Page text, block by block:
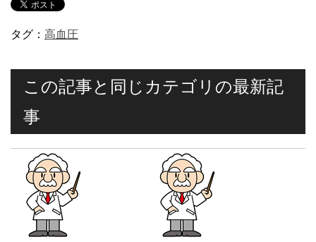
タグ： 高血圧
この記事と同じカテゴリの最新記
事